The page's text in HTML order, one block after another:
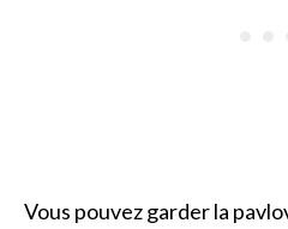
Vous pouvez garder la